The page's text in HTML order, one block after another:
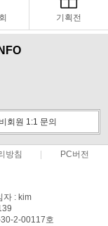
기획전
비회원 1:1 문의
방침 PC버전
자 : kim
2-00117호